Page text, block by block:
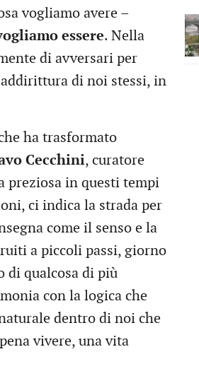
vogliamo avere –
essere. Nella
di avversari per
di noi stessi, in
ha trasformato
Cecchini, curatore
preziosa in questi tempi
ci indica la strada per
come il senso e la
a piccoli passi, giorno
di qualcosa di più
con la logica che
dentro di noi che
vivere, una vita